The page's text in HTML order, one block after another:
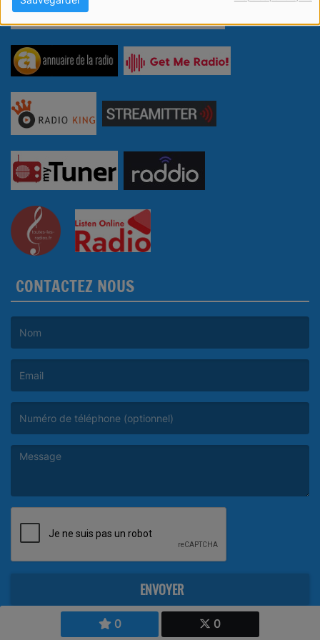
0 0
CONTACTEZ NOUS
ENVOYER